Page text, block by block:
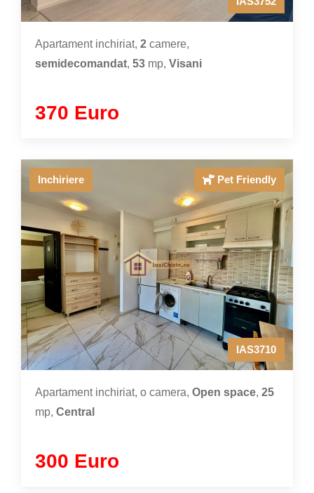
Apartament inchiriat, 2 camere,
semidecomandat, 53 mp, Visani
370 Euro
Inchiriere
IAS3710
Pet Friendly
Apartament inchiriat, o camera, Open space, 25
mp, Central
300 Euro